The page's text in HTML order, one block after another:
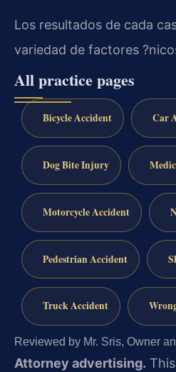
Los resultados de cada
variedad de factores
All practice pages
Bicycle Accident Car
Dog Bite Injury
Motorcycle Accident
Pedestrian Accident
Truck Accident
Reviewed by Mr. Sris, Owner
Attorney advertising.